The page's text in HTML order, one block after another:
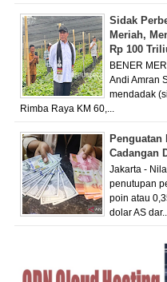
Sidak
Meriah,
Rp 100
BENER
Andi Amran
mendadak
Rimba Raya KM 60,...
Penguatan
Cadangan
Jakarta -
penutupan
poin atau
dolar AS dar...